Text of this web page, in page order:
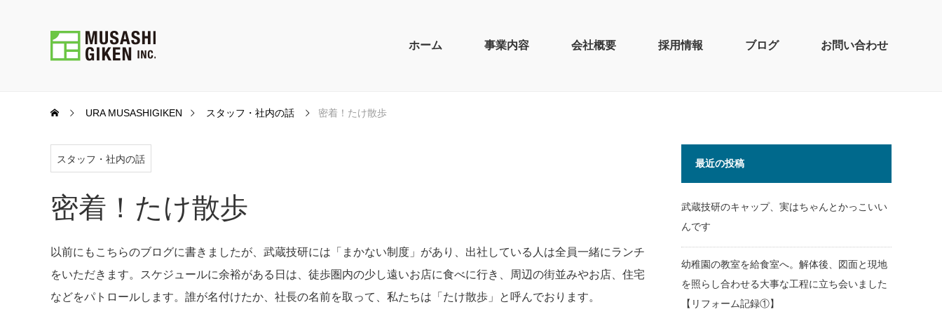
ホーム 事業内容 会社概要 採用情報 ブログ お問い合わせ
URA MUSASHIGIKEN スタッフ・社内の話 密着！たけ散歩
スタッフ・社内の話
密着！たけ散歩
以前にもこちらのブログに書きましたが、武蔵技研には「まかない制度」があり、出社している人は全員一緒にランチ
をいただきます。スケジュールに余裕がある日は、徒歩圏内の少し遠いお店に食べに行き、周辺の街並みやお店、住宅
などをパトロールします。誰が名付けたか、社長の名前を取って、私たちは「たけ散歩」と呼んでおります。
最近の投稿
武蔵技研のキャップ、実はちゃんとかっこいい
んです
幼稚園の教室を給食室へ。解体後、図面と現地
を照らし合わせる大事な工程に立ち会いました
【リフォーム記録①】